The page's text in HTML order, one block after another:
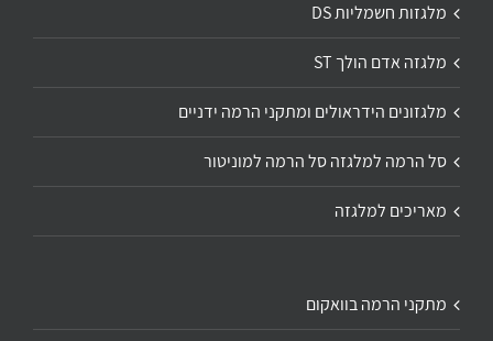
מלגזות חשמליות DS
מלגזה אדם הולך ST
מלגזונים הידראולים ומתקני הרמה ידניים
סל הרמה למלגזה סל הרמה למוניטור
מאריכים למלגזה
מתקני הרמה בוואקום